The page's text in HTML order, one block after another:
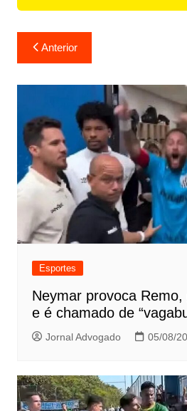
Navegação
de
Post
Anterior
Esportes
Neymar provoca
e é chamado de
Jornal Advogado 05/08/